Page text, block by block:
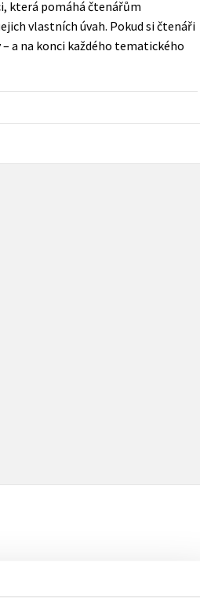
která pomáhá čtenářům
vlastních úvah. Pokud si čtenáři
a na konci každého tematického